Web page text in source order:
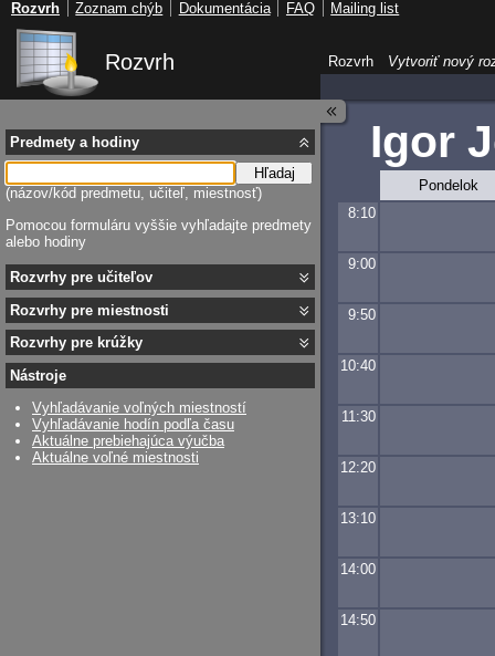
Rozvrh
Igor
Pondelok
8:10
9:00
9:50
10:40
11:30
12:20
13:10
14:00
14:50
Predmety a hodiny
Hľadaj
(názov/kód predmetu, učiteľ, miestnosť)
Pomocou formuláru vyššie vyhľadajte predmety
alebo hodiny
Rozvrhy pre učiteľov
Rozvrhy pre miestnosti
Rozvrhy pre krúžky
Nástroje
Vyhľadávanie voľných miestností
Vyhľadávanie hodín podľa času
Aktuálne prebiehajúca výučba
Aktuálne voľné miestnosti
Rozvrh Vytvoriť nový
Rozvrh Zoznam chýb Dokumentácia FAQ Mailing list